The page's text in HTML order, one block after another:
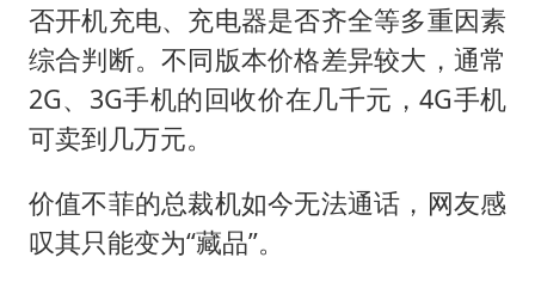
否开机充电、充电器是否齐全等多重因素
综合判断。不同版本价格差异较大，通常
2G、3G手机的回收价在几千元，4G手机
可卖到几万元。
价值不菲的总裁机如今无法通话，网友感
叹其只能变为“藏品”。